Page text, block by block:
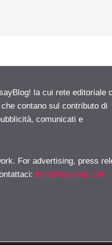
la cui rete editoriale
contano sul contributo di
comunicati e
For advertising, press
: info@isayblog.com